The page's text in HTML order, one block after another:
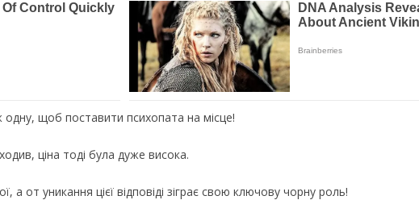
щоб поставити психопата на місце!
ціна тоді була дуже висока.
а от уникання цієї відповіді зіграє свою ключову чорну роль!